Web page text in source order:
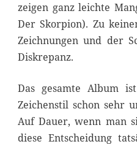
zeigen ganz leichte
Der Skorpion). Zu
Zeichnungen und der
Diskrepanz.
Das gesamte Album
Zeichenstil schon sehr
Auf Dauer, wenn man
diese Entscheidung